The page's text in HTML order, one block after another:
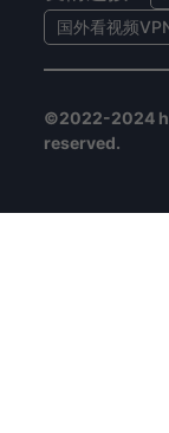
国外看视频
©2022-2024
reserved.